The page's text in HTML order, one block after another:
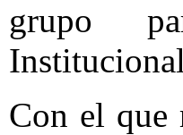
grupo
Con el que